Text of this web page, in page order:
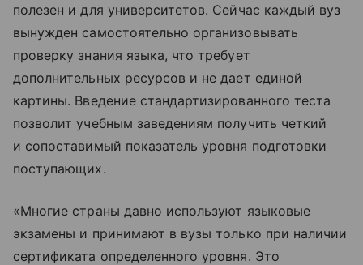
полезен и для университетов. Сейчас каждый вуз
вынужден самостоятельно организовывать
проверку знания языка, что требует
дополнительных ресурсов и не дает единой
картины. Введение стандартизированного теста
позволит учебным заведениям получить четкий
и сопоставимый показатель уровня подготовки
поступающих.
«Многие страны давно используют языковые
экзамены и принимают в вузы только при наличии
сертификата определенного уровня. Это